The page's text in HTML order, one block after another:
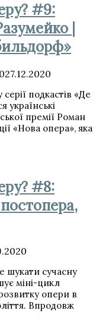
#9:
|
27.12.2020
подкастів «Де
українські
премії Роман
«Нова опера», яка
#8:
шукати сучасну
міні-цикл
опери в
Впродовж